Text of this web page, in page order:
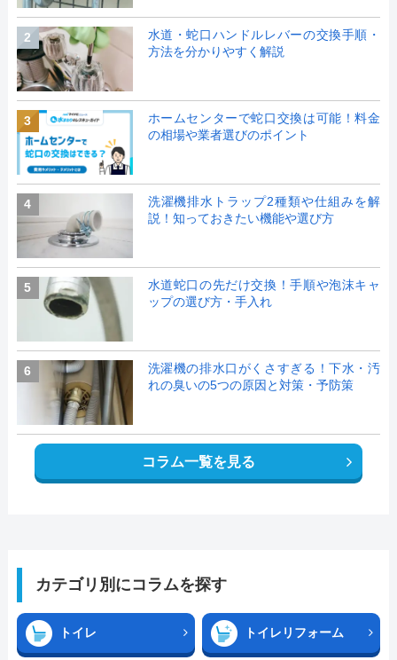
2
水道・蛇口ハンドルレバーの交換手順・
方法を分かりやすく解説
3
ホームセンターで蛇口交換は可能！料金
の相場や業者選びのポイント
4
洗濯機排水トラップ2種類や仕組みを解
説！知っておきたい機能や選び方
5
水道蛇口の先だけ交換！手順や泡沫キャ
ップの選び方・手入れ
6
洗濯機の排水口がくさすぎる！下水・汚
れの臭いの5つの原因と対策・予防策
コラム一覧を見る
カテゴリ別にコラムを探す
トイレ トイレリフォーム